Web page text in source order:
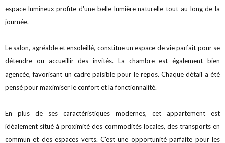
espace lumineux profite d'une belle lumière naturelle tout au long de la
journée.
Le salon, agréable et ensoleillé, constitue un espace de vie parfait pour se
détendre ou accueillir des invités. La chambre est également bien
agencée, favorisant un cadre paisible pour le repos. Chaque détail a été
pensé pour maximiser le confort et la fonctionnalité.
En plus de ses caractéristiques modernes, cet appartement est
idéalement situé à proximité des commodités locales, des transports en
commun et des espaces verts. C'est une opportunité parfaite pour les